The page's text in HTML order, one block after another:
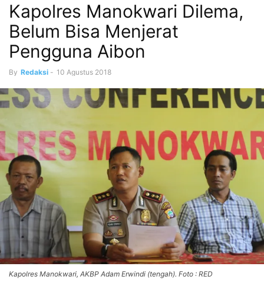
Kapolres Manokwari Dilema,
Belum Bisa Menjerat
Pengguna Aibon
By Redaksi - 10 Agustus 2018
Kapolres Manokwari, AKBP Adam Erwindi (tengah). Foto : RED